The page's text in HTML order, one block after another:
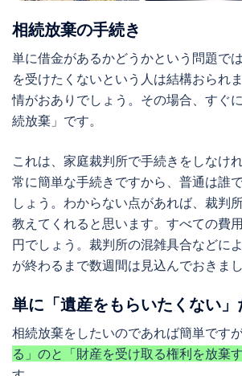
相続放棄の手続き
単に借金があるかどうかという問題で
を受けたくないという人は結構おられ
情がおありでしょう。その場合、すぐ
続放棄 」です。
これは、家庭裁判所で手続きをしなけ
常に簡単な手続きですから、普通は誰
しょう。わからない点があれば、裁判
教えてくれると思います。すべての費
円でしょう。裁判所の混雑具合などに
が終わるまで数週間は見込んでおきまし
単に「遺産をもらいたくない」
相続放棄をしたいのであれば簡単ですが
る」のと「財産を受け取る権利を放棄す